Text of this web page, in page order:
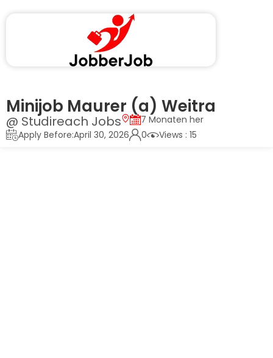
Minijob Maurer (a) Weitra
@ Studireach Jobs
7 Monaten her
Apply Before:April 30, 2026
0 Views : 15